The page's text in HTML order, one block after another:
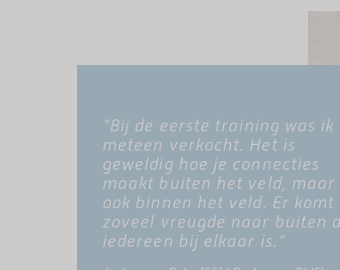
“Bij de eerste training was ik
meteen verkocht. Het is
geweldig hoe je connecties
maakt buiten het veld, maar
ook binnen het veld. Er komt
zoveel vreugde naar buiten
iedereen bij elkaar is.”